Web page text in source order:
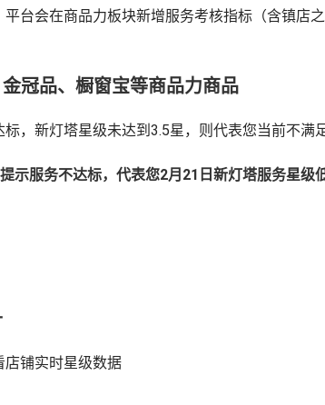
台会在商品力板块新增服务考核指标（含镇
冠品、橱窗宝等商品力商品
，新灯塔星级未达到3.5星，则代表您当前不
示服务不达标，代表您2月21日新灯塔服务星
店铺实时星级数据